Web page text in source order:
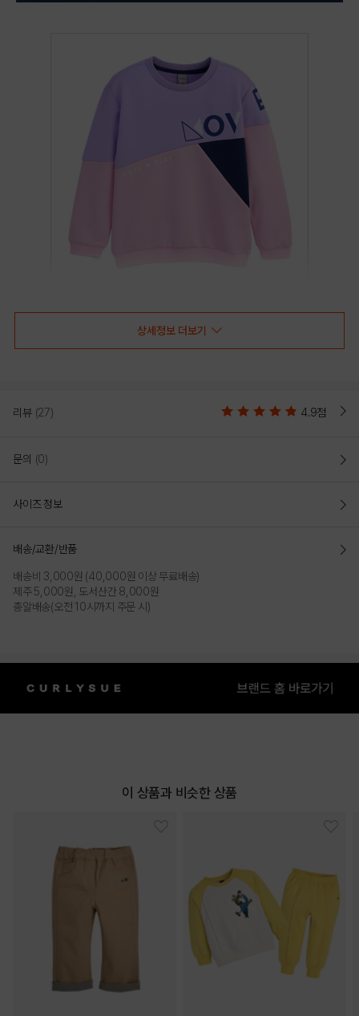
상세정보 더보기
리뷰 (27) 4.9점
문의 (0)
사이즈 정보
배송/교환/반품
배송비 3,000원 (40,000원 이상 무료배송)
제주 5,000원, 도서산간 8,000원
총알배송(오전 10시까지 주문 시)
이 상품과 비슷한 상품